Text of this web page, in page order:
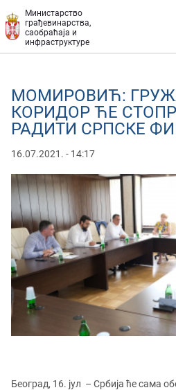
Министарство
грађевинарства,
саобраћаја и
инфраструктуре
МОМИРОВИЋ:
КОРИДОР ЋЕ
РАДИТИ СРПСКЕ
16.07.2021. - 14:17
Београд, 16. јул – Србија ће сама